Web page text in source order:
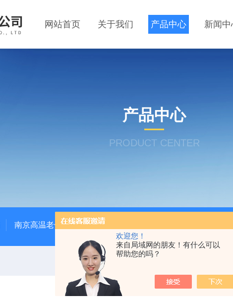
欢迎您！
来自局域网的朋友！有什么可以
帮助您的吗？
网站首页 关于我们 产品中心 新闻中
产品中心
PRODUCT CENTER
南京高温老化房，南京老化房
当前位置： 首页 产品中心